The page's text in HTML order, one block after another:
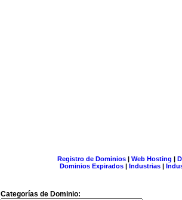
Registro de Dominios| Web Hosting |
Dominios Expirados | Industrias |
Categorías de Dominio: